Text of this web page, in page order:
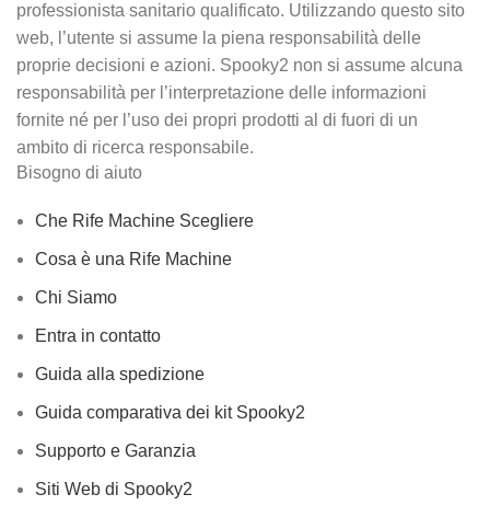
professionista sanitario qualificato. Utilizzando questo sito
web, l’utente si assume la piena responsabilità delle
proprie decisioni e azioni. Spooky2 non si assume alcuna
responsabilità per l’interpretazione delle informazioni
fornite né per l’uso dei propri prodotti al di fuori di un
ambito di ricerca responsabile.
Bisogno di aiuto
Che Rife Machine Scegliere
Cosa è una Rife Machine
Chi Siamo
Entra in contatto
Guida alla spedizione
Guida comparativa dei kit Spooky2
Supporto e Garanzia
Siti Web di Spooky2